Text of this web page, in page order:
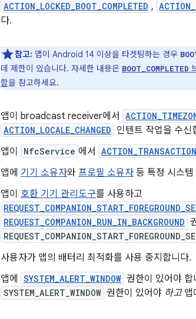
ACTION_LOCKED_BOOT_COMPLETED ,
다.
참고: 앱이 Android 14 이상을 타겟팅하는 경우
데 제한이 있습니다. 자세한 내용은 BOOT_COMPLETED
항을 참고하세요.
앱이 broadcast receiver에서
ACTION_LOCALE_CHANGED 인텐트 작업을 수신
앱이
NfcService 에서
앱에 기기 소유자와 프로필 소유자 등 특정 시스
앱이 호환 기기 관리도구를 사용하고
REQUEST_COMPANION_RUN_IN_BACKGROUND
사용자가 앱의 배터리 최적화를 사용 중지합니다.
앱에
SYSTEM_ALERT_WINDOW 권한이 있어야
SYSTEM_ALERT_WINDOW 권한이 있어야 하고앱